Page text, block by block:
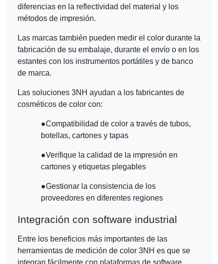
diferencias en la reflectividad del material y los
métodos de impresión.
Las marcas también pueden medir el color durante la
fabricación de su embalaje, durante el envío o en los
estantes con los instrumentos portátiles y de banco
de marca.
Las soluciones 3NH ayudan a los fabricantes de
cosméticos de color con:
●Compatibilidad de color a través de tubos,
botellas, cartones y tapas
●Verifique la calidad de la impresión en
cartones y etiquetas plegables
●Gestionar la consistencia de los
proveedores en diferentes regiones
Integración con software industrial
Entre los beneficios más importantes de las
herramientas de medición de color 3NH es que se